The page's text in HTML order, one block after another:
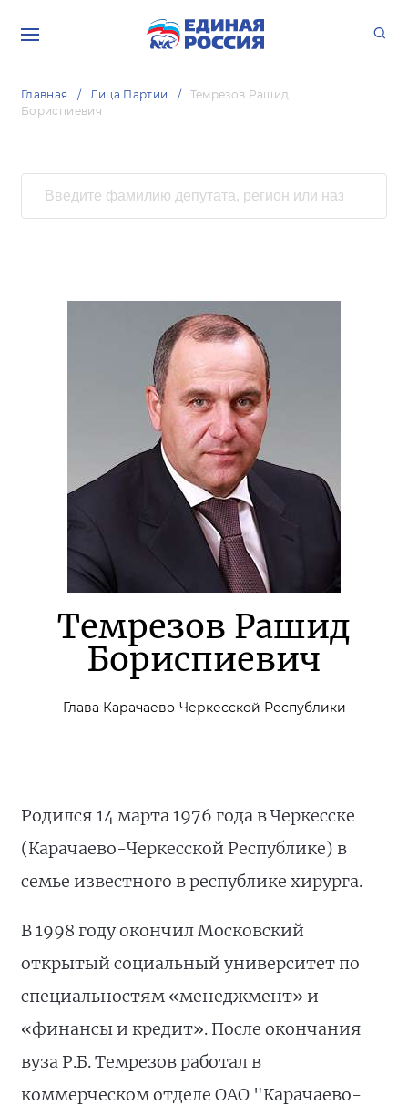
Главная Лица Партии
Темрезов Рашид
Бориспиевич
Темрезов Рашид
Бориспиевич
Глава Карачаево-Черкесской Республики
Родился 14 марта 1976 года в Черкесске
(Карачаево-Черкесской Республике) в
семье известного в республике хирурга.
В 1998 году окончил Московский
открытый социальный университет по
специальностям «менеджмент» и
«финансы и кредит». После окончания
вуза Р.Б. Темрезов работал в
коммерческом отделе ОАО "Карачаево-